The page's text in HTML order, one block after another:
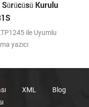
Sürücüsü Kurulu
ile Uyumlu
yazıcı
XML
Blog